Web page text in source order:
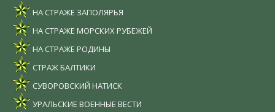
НА СТРАЖЕ ЗАПОЛЯРЬЯ
НА СТРАЖЕ МОРСКИХ РУБЕЖЕЙ
НА СТРАЖЕ РОДИНЫ
СТРАЖ БАЛТИКИ
СУВОРОВСКИЙ НАТИСК
УРАЛЬСКИЕ ВОЕННЫЕ ВЕСТИ